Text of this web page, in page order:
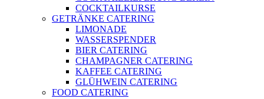
COCKTAILKURSE
GETRÄNKE CATERING
LIMONADE
WASSERSPENDER
BIER CATERING
CHAMPAGNER CATERING
KAFFEE CATERING
GLÜHWEIN CATERING
FOOD CATERING